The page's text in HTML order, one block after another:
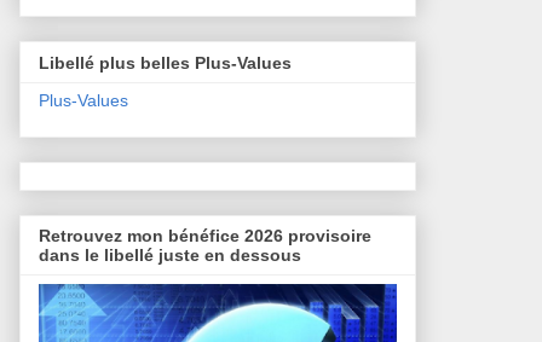
Libellé plus belles Plus-Values
Plus-Values
Retrouvez mon bénéfice 2026 provisoire
dans le libellé juste en dessous